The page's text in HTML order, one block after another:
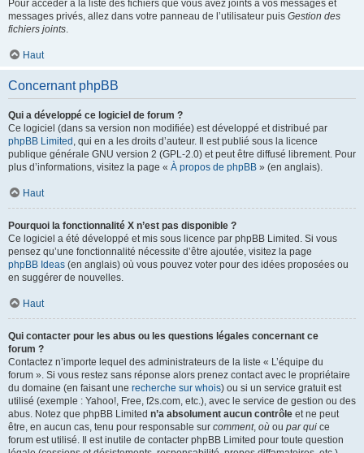
Pour accéder à la liste des fichiers que vous avez joints à vos messages et
messages privés, allez dans votre panneau de l’utilisateur puis Gestion des
fichiers joints.
Haut
Concernant phpBB
Qui a développé ce logiciel de forum ?
Ce logiciel (dans sa version non modifiée) est développé et distribué par
phpBB Limited , qui en a les droits d’auteur. Il est publié sous la licence
publique générale GNU version 2 (GPL-2.0) et peut être diffusé librement. Pour
plus d’informations, visitez la page « À propos de phpBB » (en anglais).
Haut
Pourquoi la fonctionnalité X n’est pas disponible ?
Ce logiciel a été développé et mis sous licence par phpBB Limited. Si vous
pensez qu’une fonctionnalité nécessite d’être ajoutée, visitez la page
phpBB Ideas (en anglais) où vous pouvez voter pour des idées proposées ou
en suggérer de nouvelles.
Haut
Qui contacter pour les abus ou les questions légales concernant ce
forum ?
Contactez n’importe lequel des administrateurs de la liste « L’équipe du
forum ». Si vous restez sans réponse alors prenez contact avec le propriétaire
du domaine (en faisant une recherche sur whois) ou si un service gratuit est
utilisé (exemple : Yahoo!, Free, f2s.com, etc.), avec le service de gestion ou des
abus. Notez que phpBB Limited n’a absolument aucun contrôle et ne peut
être, en aucun cas, tenu pour responsable sur comment, où ou par qui ce
forum est utilisé. Il est inutile de contacter phpBB Limited pour toute question